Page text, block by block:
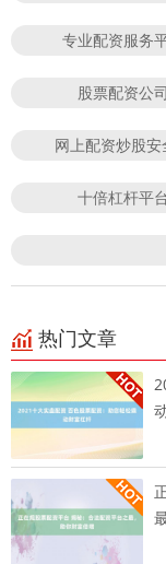
专业配资服务
股票配资公司
网上配资炒股安
十倍杠杆平
热门文章